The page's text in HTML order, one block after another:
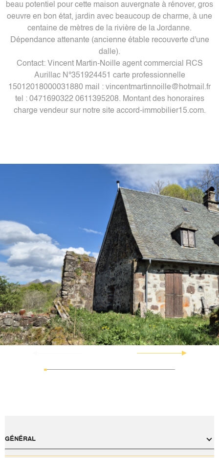
beau potentiel pour cette maison auvergnate à rénover, gros
oeuvre en bon état, jardin avec beaucoup de charme, à une
centaine de mètres de la rivière de la Jordanne.
Dépendance attenante (ancienne étable recouverte d'une
dalle).
Contact: Vincent Martin-Noille agent commercial RCS
Aurillac N°351924451 carte professionnelle
15012018000031880 mail : vincentmartinnoille@hotmail.fr
tel : 0471690322 0611395208. Montant des honoraires
charge vendeur sur notre site accord-immobilier15.com.
GÉNÉRAL